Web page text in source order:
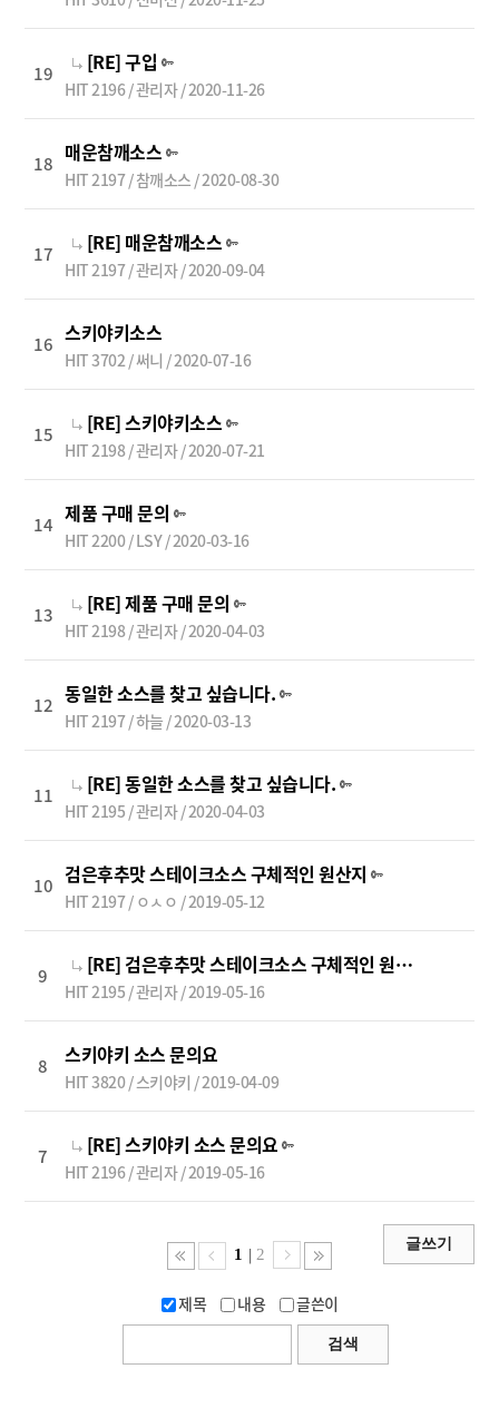
19 [RE] 구입
HIT 2196 / 관리자 / 2020-11-26
18 매운참깨소스
HIT 2197 / 참깨소스 / 2020-08-30
17 [RE] 매운참깨소스
HIT 2197 / 관리자 / 2020-09-04
16 스키야키소스
HIT 3702 / 써니 / 2020-07-16
15 [RE] 스키야키소스
HIT 2198 / 관리자 / 2020-07-21
14 제품 구매 문의
HIT 2200 / LSY / 2020-03-16
13 [RE] 제품 구매 문의
HIT 2198 / 관리자 / 2020-04-03
12 동일한 소스를 찾고 싶습니다.
HIT 2197 / 하늘 / 2020-03-13
11 [RE] 동일한 소스를 찾고 싶습니다.
HIT 2195 / 관리자 / 2020-04-03
10 검은후추맛 스테이크소스 구체적인 원산지
HIT 2197 / ㅇㅅㅇ / 2019-05-12
9 [RE] 검은후추맛 스테이크소스 구체적인 원산지
HIT 2195 / 관리자 / 2019-05-16
8 스키야키 소스 문의요
HIT 3820 / 스키야키 / 2019-04-09
7 [RE] 스키야키 소스 문의요
HIT 2196 / 관리자 / 2019-05-16
1 | 2
제목 내용 글쓴이